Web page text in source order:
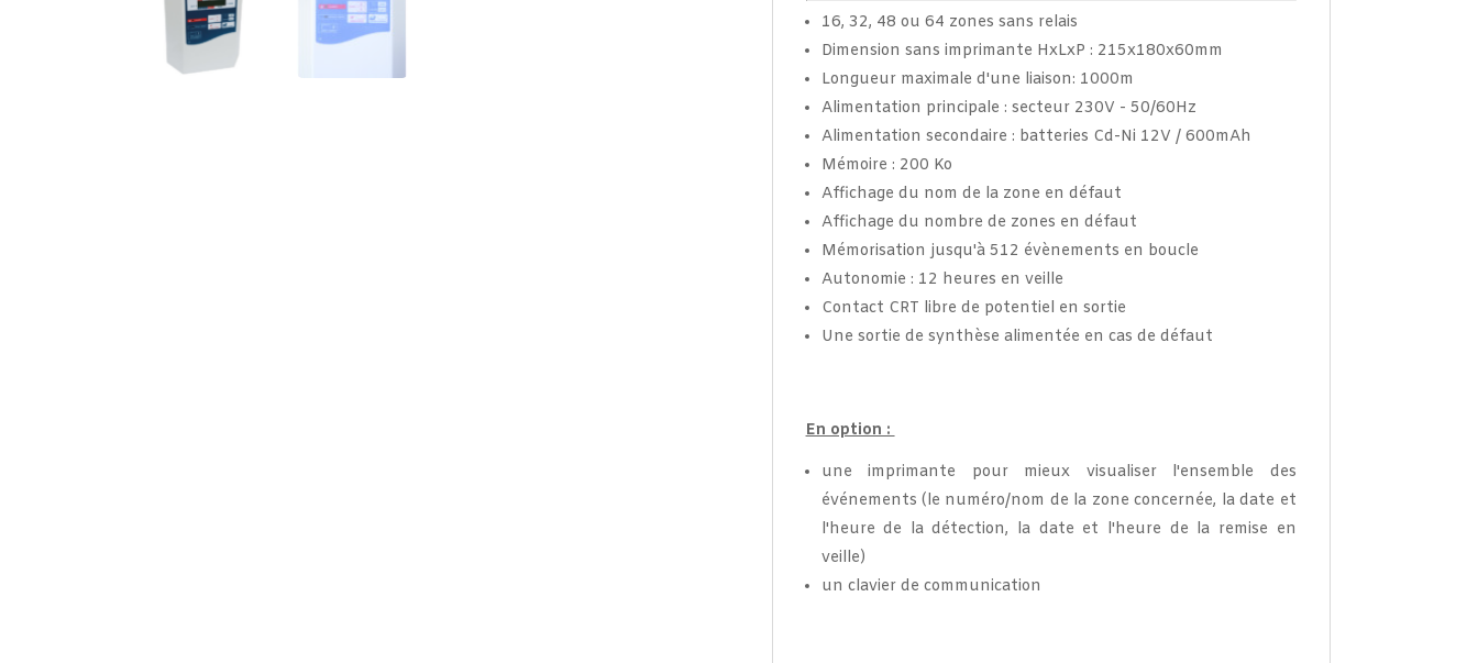
16, 32, 48 ou 64 zones sans relais
Dimension sans imprimante HxLxP : 215x180x60mm
Longueur maximale d'une liaison: 1000m
Alimentation principale : secteur 230V - 50/60Hz
Alimentation secondaire : batteries Cd-Ni 12V / 600mAh
Mémoire : 200 Ko
Affichage du nom de la zone en défaut
Affichage du nombre de zones en défaut
Mémorisation jusqu'à 512 évènements en boucle
Autonomie : 12 heures en veille
Contact CRT libre de potentiel en sortie
Une sortie de synthèse alimentée en cas de défaut
En option :
une imprimante pour mieux visualiser l'ensemble des
événements (le numéro/nom de la zone concernée, la date et
l'heure de la détection, la date et l'heure de la remise en
veille)
un clavier de communication